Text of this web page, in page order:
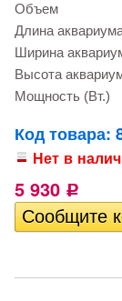
Объем
Длина
Ширина
Высота
Мощность (Вт.)
Код товара:
Нет в
5 930 Р